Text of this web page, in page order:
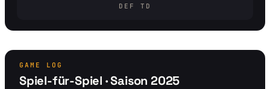
DEF TD
GAME LOG
Spiel-für-Spiel · Saison 2025